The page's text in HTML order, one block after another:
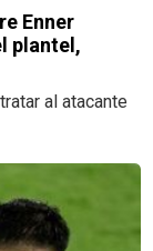
Enner
plantel,
al atacante